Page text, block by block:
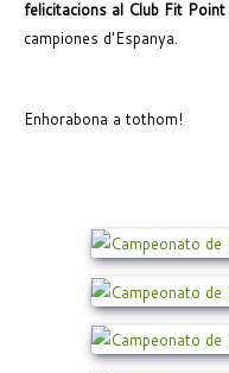
felicitacions al Club Fit Point
campiones d'Espanya.
Enhorabona a tothom!